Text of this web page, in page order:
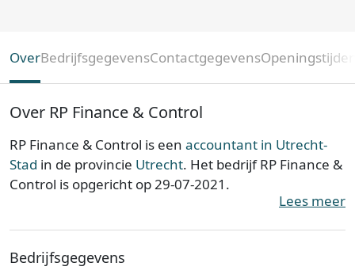
OverBedrijfsgegevensContactgegevens
Over RP Finance & Control
RP Finance & Control is een accountant in Utrecht-
Stad in de provincie Utrecht. Het bedrijf RP Finance &
Control is opgericht op 29-07-2021.
onder nummer 83471820. De ondernemingsvorm is
Lees meer
Bedrijfsgegevens